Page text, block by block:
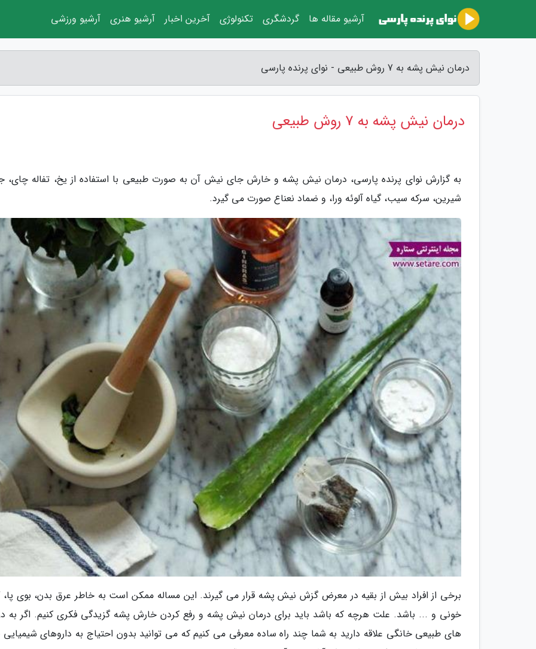
درمان نیش پشه به 7 روش طبیعی - نوای پرنده پارسی
درمان نیش پشه به 7 روش طبیعی
به گزارش نوای پرنده پارسی، درمان نیش پشه و خارش جای نیش آن به صورت طبیعی با استفاده از یخ، تفاله
شیرین، سرکه سیب، گیاه آلوئه ورا، و ضماد نعناع صورت می گیرد.
برخی از افراد بیش از بقیه در معرض گزش نیش پشه قرار می گیرند. این مساله ممکن است به خاطر عرق بدن، بوی پا،
خونی و ... باشد. علت هرچه که باشد باید برای درمان نیش پشه و رفع کردن خارش پشه گزیدگی فکری کنیم. اگر به
های طبیعی خانگی علاقه دارید به شما چند راه ساده معرفی می کنیم که می توانید بدون احتیاج به داروهای
آرشیو مقاله ها گردشگری تکنولوژی آخرین اخبار آرشیو هنری آرشیو ورزشی